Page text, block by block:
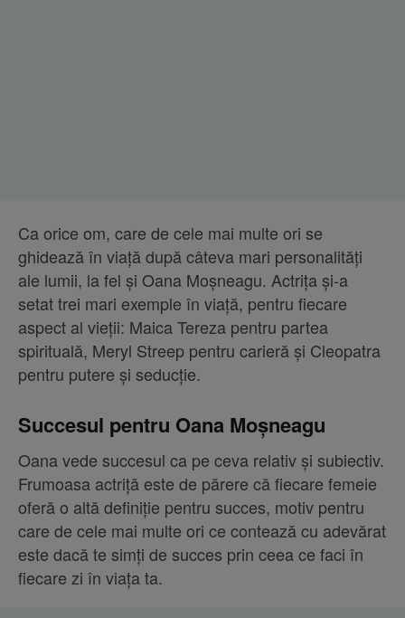
Ca orice om, care de cele mai multe ori se
ghidează în viață după câteva mari personalități
ale lumii, la fel și Oana Moșneagu. Actrița și-a
setat trei mari exemple în viață, pentru fiecare
aspect al vieții: Maica Tereza pentru partea
spirituală, Meryl Streep pentru carieră și Cleopatra
pentru putere și seducție.
Succesul pentru Oana Moșneagu
Oana vede succesul ca pe ceva relativ și subiectiv.
Frumoasa actriță este de părere că fiecare femeie
oferă o altă definiție pentru succes, motiv pentru
care de cele mai multe ori ce contează cu adevărat
este dacă te simți de succes prin ceea ce faci în
fiecare zi în viața ta.